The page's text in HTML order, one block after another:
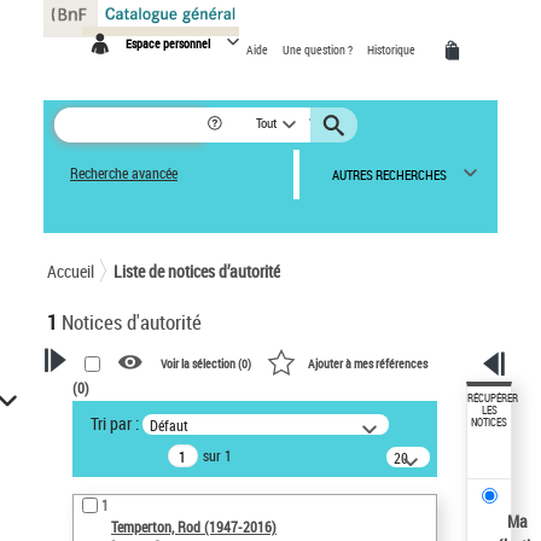
Espace personnel Aide Une question ? Historique
Tout
Recherche avancée AUTRES RECHERCHES
Accueil Liste de notices d’autorité
1 Notices d'autorité
VOTRE RECHERCHE
Recherche avancée dans les
notices d’autorité
Œuvres liées à l'auteur :
Temperton, Rod (1947-2016)
Voir la sélection (0) Ajouter à mes références
(0)
Tri par : Défaut
sur 1
20
résultats/page
1
Temperton, Rod (1947-2016)
RÉCUPÉRER
LES
NOTICES
Ma
Panneau de gestion des cookies